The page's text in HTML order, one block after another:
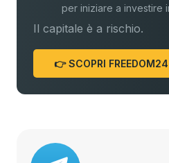
per iniziare a investire
Il capitale è a rischio.
👉 SCOPRI FREEDOM24